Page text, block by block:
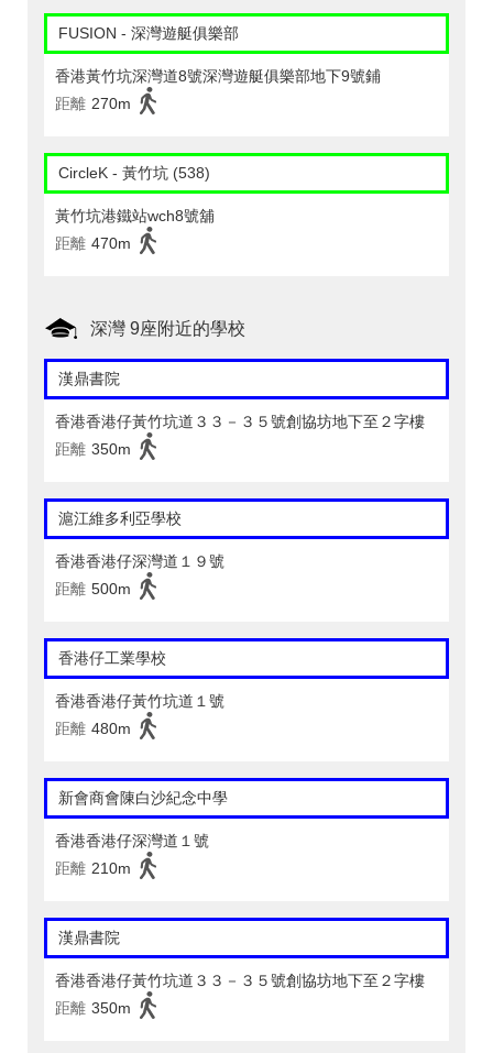
FUSION - 深灣遊艇俱樂部
香港黃竹坑深灣道8號深灣遊艇俱樂部地下9號鋪
距離 270m
CircleK - 黃竹坑 (538)
黃竹坑港鐵站wch8號舖
距離 470m
深灣 9座附近的學校
漢鼎書院
香港香港仔黃竹坑道３３－３５號創協坊地下至２字樓
距離 350m
滬江維多利亞學校
香港香港仔深灣道１９號
距離 500m
香港仔工業學校
香港香港仔黃竹坑道１號
距離 480m
新會商會陳白沙紀念中學
香港香港仔深灣道１號
距離 210m
漢鼎書院
香港香港仔黃竹坑道３３－３５號創協坊地下至２字樓
距離 350m